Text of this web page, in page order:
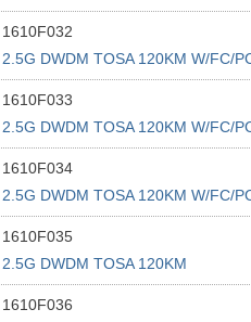
CON
1610F032
2.5G DWDM TOSA 120KM W/FC/
CON
1610F033
2.5G DWDM TOSA 120KM W/FC/
CON
1610F034
2.5G DWDM TOSA 120KM W/FC/
CON
1610F035
2.5G DWDM TOSA 120KM
1610F036